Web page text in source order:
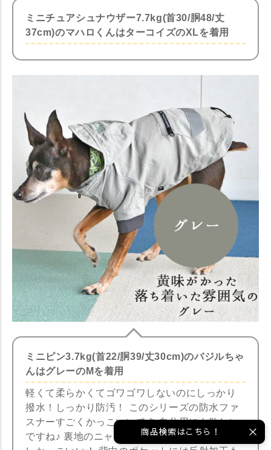
ミニチュアシュナウザー7.7kg(首30/胴48/丈
37cm)のマハロくんはターコイズのXLを着用
ミニピン3.7kg(首22/胴39/丈30cm)のバジルちゃ
んはグレーのMを着用
軽くて柔らかくてゴワゴワしないのにしっかり
撥水！しっかり防汚！ このシリーズの防水ファ
スナーすごくかっこいいです 自分用にも欲しい
ですね♪ 裏地のニャンカモがめちゃくちゃオシャ
商品検索はこちら！